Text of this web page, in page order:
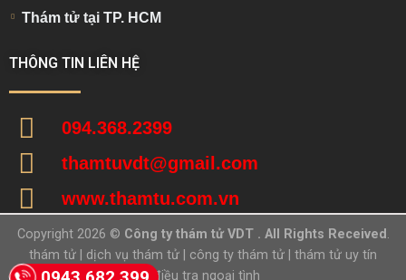
Thám tử tại TP. HCM
THÔNG TIN LIÊN HỆ
094.368.2399
thamtuvdt@gmail.com
www.thamtu.com.vn
Copyright 2026 © Công ty thám tử VDT . All Rights Received.
thám tử
dịch vụ thám tử công ty thám tử
thám tử uy tín
| điều tra ngoại tình